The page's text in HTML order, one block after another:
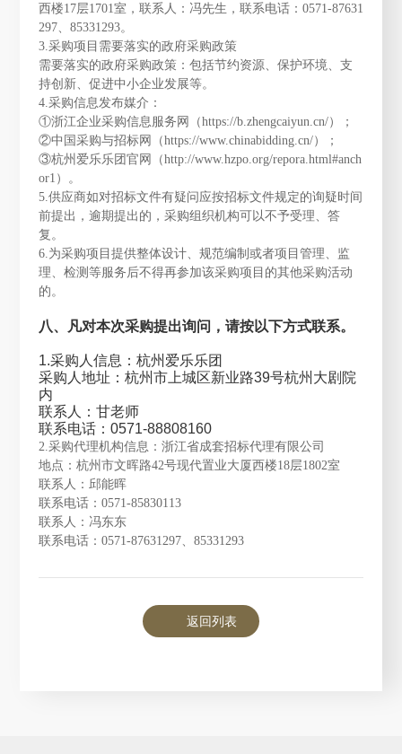
西楼17层1701室，联系人：冯先生，联系电话：0571-87631
297、85331293。
3.采购项目需要落实的政府采购政策
需要落实的政府采购政策：包括节约资源、保护环境、支
持创新、促进中小企业发展等。
4.采购信息发布媒介：
①浙江企业采购信息服务网（https://b.zhengcaiyun.cn/）；
②中国采购与招标网（https://www.chinabidding.cn/）；
③杭州爱乐乐团官网（http://www.hzpo.org/repora.html#anch
or1）。
5.供应商如对招标文件有疑问应按招标文件规定的询疑时间
前提出，逾期提出的，采购组织机构可以不予受理、答
复。
6.为采购项目提供整体设计、规范编制或者项目管理、监
理、检测等服务后不得再参加该采购项目的其他采购活动
的。
八、凡对本次采购提出询问，请按以下方式联系。
1.采购人信息：杭州爱乐乐团
采购人地址：杭州市上城区新业路39号杭州大剧院
内
联系人：甘老师
联系电话：0571-88808160
2.采购代理机构信息：浙江省成套招标代理有限公司
地点：杭州市文晖路42号现代置业大厦西楼18层1802室
联系人：邱能晖
联系电话：0571-85830113
联系人：冯东东
联系电话：0571-87631297、85331293
返回列表